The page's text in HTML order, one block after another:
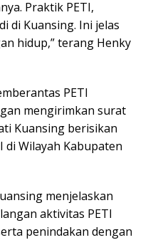
Praktik PETI,
di Kuansing. Ini jelas
hidup,” terang Henky
PETI
mengirimkan surat
Kuansing berisikan
di Wilayah Kabupaten
menjelaskan
aktivitas PETI
penindakan dengan